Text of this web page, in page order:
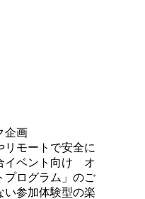
企画
リモートで安全に
イベント向け オ
プログラム」のご
い参加体験型の楽